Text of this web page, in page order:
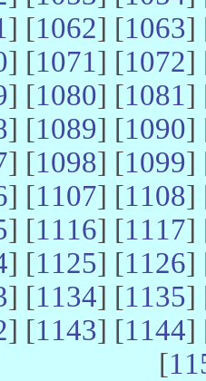
] [1062] [1063]
] [1071] [1072]
] [1080] [1081]
] [1089] [1090]
] [1098] [1099]
] [1107] [1108]
] [1116] [1117]
] [1125] [1126]
] [1134] [1135]
] [1143] [1144]
[